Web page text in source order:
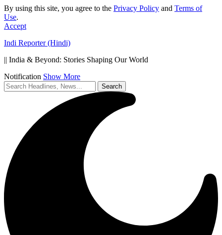
By using this site, you agree to the Privacy Policy and Terms of
Use.
Accept
Indi Reporter (Hindi)
|| India & Beyond: Stories Shaping Our World
Notification Show More